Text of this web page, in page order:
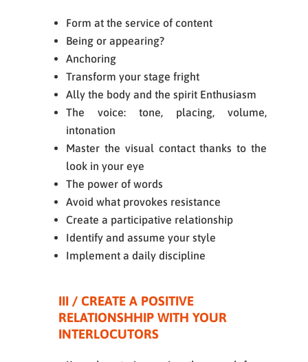
Form at the service of content
Being or appearing?
Anchoring
Transform your stage fright
Ally the body and the spirit Enthusiasm
The voice: tone, placing, volume,
intonation
Master the visual contact thanks to the
look in your eye
The power of words
Avoid what provokes resistance
Create a participative relationship
Identify and assume your style
Implement a daily discipline
III / CREATE A POSITIVE
RELATIONSHHIP WITH YOUR
INTERLOCUTORS